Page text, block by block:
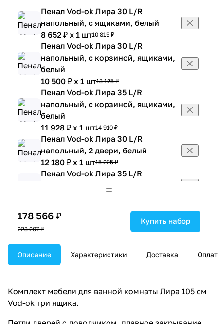
Пенал Vod-ok Лира 30 L/R
напольный, с ящиками, белый
8 652 ₽ x 1 шт10 815 ₽
Пенал Vod-ok Лира 30 L/R
напольный, с корзиной, ящиками,
белый
10 500 ₽ x 1 шт13 125 ₽
Пенал Vod-ok Лира 35 L/R
напольный, с корзиной, ящиками,
белый
11 928 ₽ x 1 шт14 910 ₽
Пенал Vod-ok Лира 30 L/R
напольный, 2 двери, белый
12 180 ₽ x 1 шт15 225 ₽
Пенал Vod-ok Лира 35 L/R
напольный, с корзиной, 2 двери,
белый
13 272 ₽ x 1 шт
Пенал Vod-ok Лира 35 L/R
напольный, с корзиной, 2 двери,
14 700 ₽ x 1 шт18 375 ₽
Пенал Vod-ok Лира 35 L/R
178 566 ₽
223 207 ₽
Купить набор
Описание Характеристики Доставка
Комплект мебели для ванной комнаты Лира 105 см
Vod-ok три ящика.